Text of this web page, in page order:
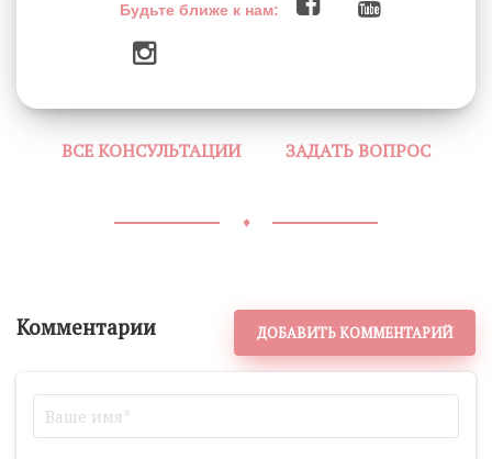
Будьте ближе к нам:
ВСЕ КОНСУЛЬТАЦИИ ЗАДАТЬ ВОПРОС
♦
Комментарии ДОБАВИТЬ КОММЕНТАРИЙ